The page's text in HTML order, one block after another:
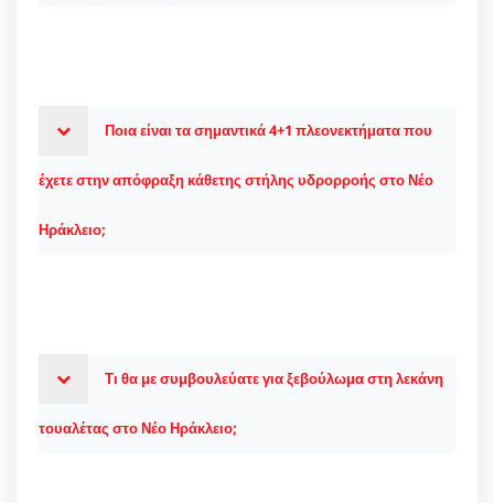
Ποια είναι τα σημαντικά 4+1 πλεονεκτήματα που
έχετε στην απόφραξη κάθετης στήλης υδρορροής στο Νέο
Ηράκλειο;
Τι θα με συμβουλεύατε για ξεβούλωμα στη λεκάνη
τουαλέτας στο Νέο Ηράκλειο;